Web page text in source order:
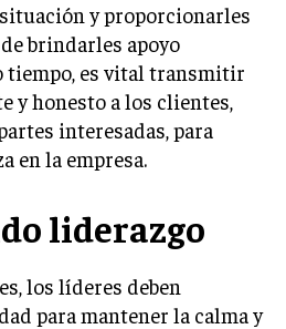
y proporcionarles
brindarles apoyo
tiempo, es vital transmitir
y honesto a los clientes,
interesadas, para
en la empresa.
liderazgo
los líderes deben
para mantener la calma y